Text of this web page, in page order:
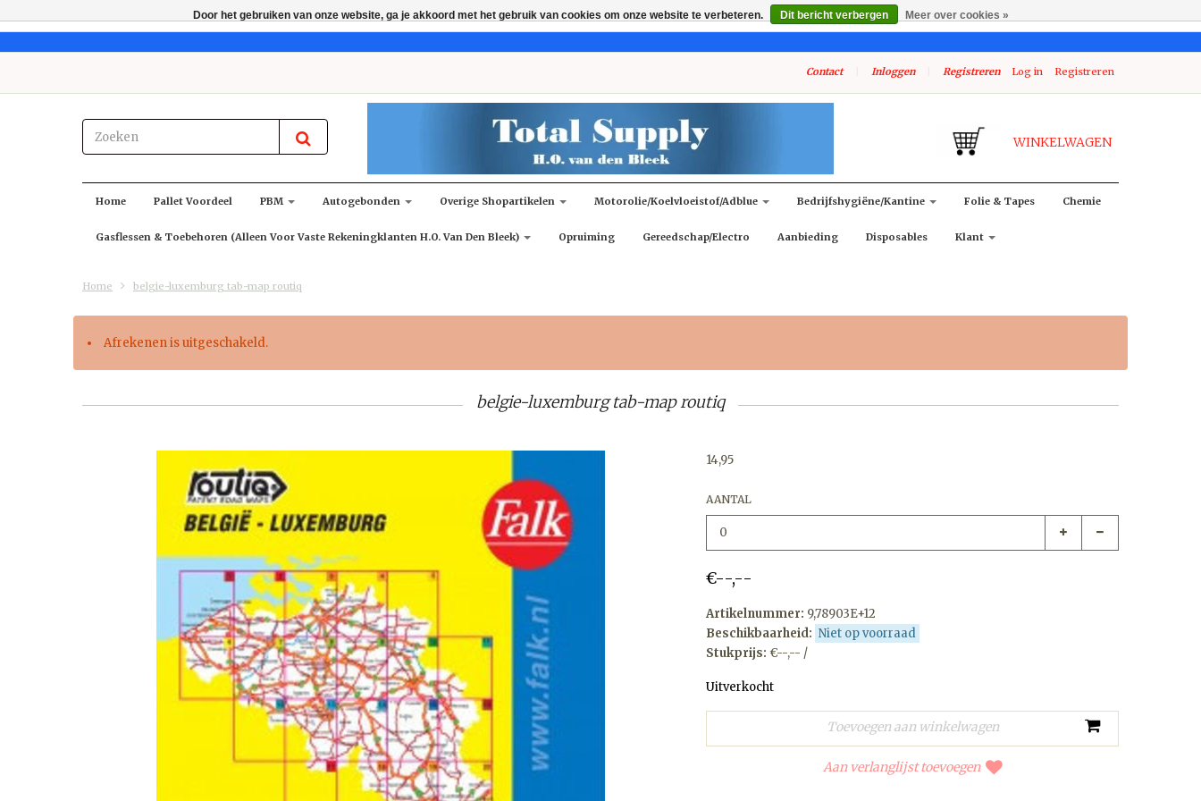
Contact Inloggen Registreren Log in Registreren
WINKELWAGEN
Home Pallet Voordeel PBM Autogebonden Overige Shopartikelen Motorolie/koelvloeistof/adblue Bedrijfshygiëne/kantine Folie & Tapes Chemie
Gasflessen & Toebehoren (alleen Voor Vaste Rekeningklanten H.O. Van Den Bleek) Opruiming Gereedschap/Electro Aanbieding Disposables Klant
Home belgie-luxemburg tab-map routiq
Afrekenen is uitgeschakeld.
belgie-luxemburg tab-map routiq
14,95
AANTAL
€--,--
Artikelnummer: 9,78903E+12
Beschikbaarheid: Niet op voorraad
Stukprijs: €--,-- /
Uitverkocht
Aan verlanglijst toevoegen
Door het gebruiken van onze website, ga je akkoord met het gebruik van cookies om onze website te verbeteren. Dit bericht verbergen Meer over cookies »